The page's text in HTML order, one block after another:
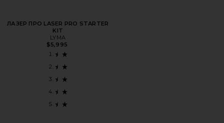
ЛАЗЕР ПРО LASER PRO STARTER
KIT
LYMA
$5,995